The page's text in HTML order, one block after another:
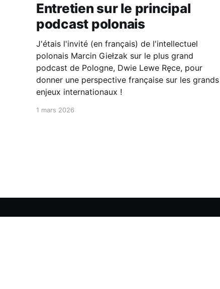
Entretien sur le principal
podcast polonais
J'étais l'invité (en français) de l'intellectuel
polonais Marcin Giełzak sur le plus grand
podcast de Pologne, Dwie Lewe Ręce, pour
donner une perspective française sur les grands
enjeux internationaux !
1 mars 2026